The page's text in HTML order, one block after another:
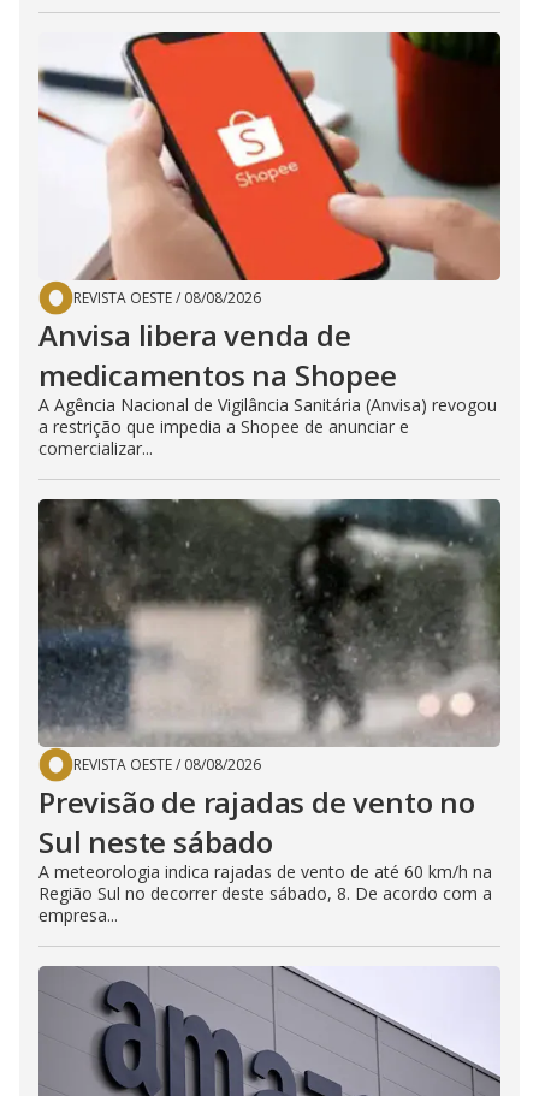
REVISTA OESTE/ 08/08/2026
Anvisa libera venda de
medicamentos na Shopee
A Agência Nacional de Vigilância Sanitária (Anvisa) revogou
a restrição que impedia a Shopee de anunciar e
comercializar...
REVISTA OESTE/ 08/08/2026
Previsão de rajadas de vento no
Sul neste sábado
A meteorologia indica rajadas de vento de até 60 km/h na
Região Sul no decorrer deste sábado, 8. De acordo com a
empresa...